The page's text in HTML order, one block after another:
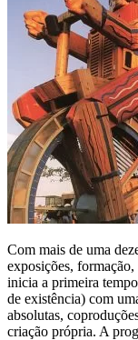
Com mais de uma
exposições,
inicia a primeira
de existência) com
absolutas,
criação própria. A